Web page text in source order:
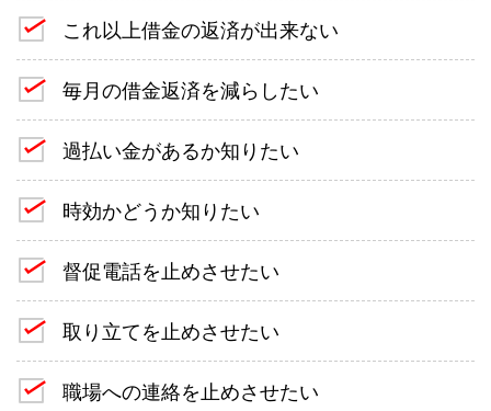
これ以上借金の返済が出来ない
毎月の借金返済を減らしたい
過払い金があるか知りたい
時効かどうか知りたい
督促電話を止めさせたい
取り立てを止めさせたい
職場への連絡を止めさせたい